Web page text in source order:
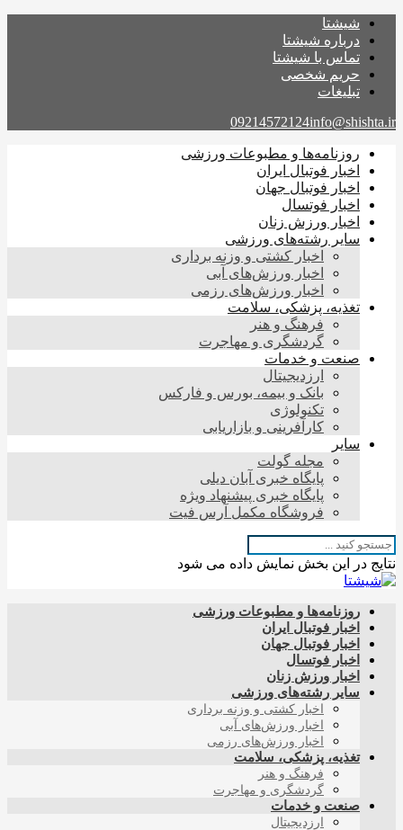
شیشتا
درباره شیشتا
تماس با شیشتا
حریم شخصی
تبلیغات
09214572124info@shishta.ir
روزنامه‌ها و مطبوعات ورزشی
اخبار فوتبال ایران
اخبار فوتبال جهان
اخبار فوتسال
اخبار ورزش زنان
سایر رشته‌های ورزشی
اخبار کشتی و وزنه برداری
اخبار ورزش‌های آبی
اخبار ورزش‌های رزمی
تغذیه، پزشکی، سلامت
فرهنگ و هنر
گردشگری و مهاجرت
صنعت و خدمات
ارزدیجیتال
بانک و بیمه، بورس و فارکس
تکنولوژی
کارآفرینی و بازاریابی
سایر
مجله گولت
پایگاه خبری آبان دیلی
پایگاه خبری پیشنهاد ویژه
فروشگاه مکمل آرس فیت
نتایج در این بخش نمایش داده می شود
روزنامه‌ها و مطبوعات ورزشی
اخبار فوتبال ایران
اخبار فوتبال جهان
اخبار فوتسال
اخبار ورزش زنان
سایر رشته‌های ورزشی
اخبار کشتی و وزنه برداری
اخبار ورزش‌های آبی
اخبار ورزش‌های رزمی
تغذیه، پزشکی، سلامت
فرهنگ و هنر
گردشگری و مهاجرت
صنعت و خدمات
ارزدیجیتال